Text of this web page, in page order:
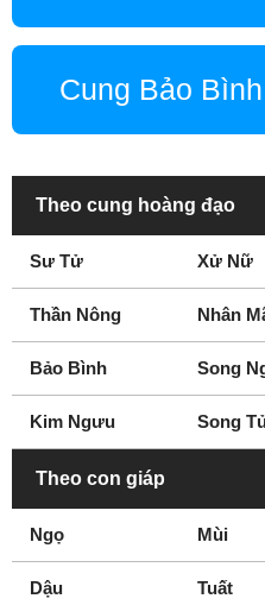
Cung Bảo Bình
Theo cung hoàng đạo
Sư Tử Xử Nữ
Thần Nông Nhân
Bảo Bình Song
Kim Ngưu Song
Theo con giáp
Ngọ Mùi
Dậu Tuất